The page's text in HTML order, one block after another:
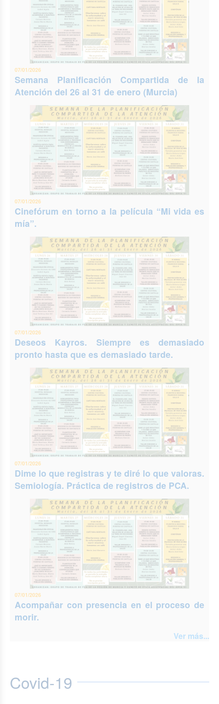
07/01/2026
Semana Planificación Compartida de la
Atención del 26 al 31 de enero (Murcia)
07/01/2026
Cinefórum en torno a la película “Mi vida es
mía”.
07/01/2026
Deseos Kayros. Siempre es demasiado
pronto hasta que es demasiado tarde.
07/01/2026
Dime lo que registras y te diré lo que valoras.
Semiología. Práctica de registros de PCA.
07/01/2026
Acompañar con presencia en el proceso de
morir.
Ver más...
Covid-19